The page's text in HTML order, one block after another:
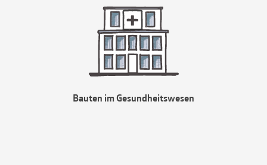
Bauten im Gesundheitswesen